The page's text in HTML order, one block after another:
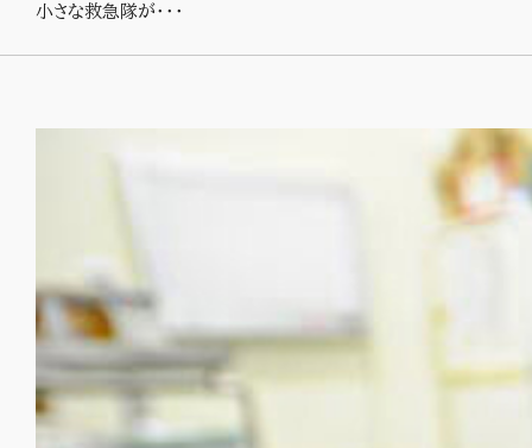
小さな救急隊が・・・